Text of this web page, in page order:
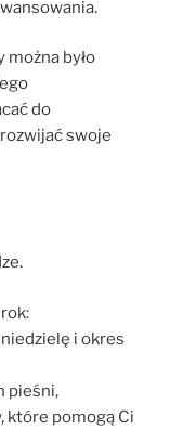
można było
do
swoje
i okres
pieśni,
które pomogą Ci